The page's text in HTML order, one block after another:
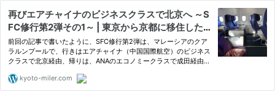
再びエアチャイナのビジネスクラスで北京へ ～S
FC修行第2弾その1～ | 東京から京都に移住したO
L ～旅と古都ライフ～
前回の記事で書いたように、SFC修行第2弾は、マレーシアのクア
ラルンプールで、行きはエアチャイナ（中国国際航空）のビジネス
クラスで北京経由、帰りは、ANAのエコノミークラスで成田経由で
kyoto-miler.com